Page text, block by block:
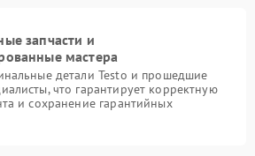
запчасти и
мастера
детали Testo и прошедшие
что гарантирует корректную
и сохранение гарантийных